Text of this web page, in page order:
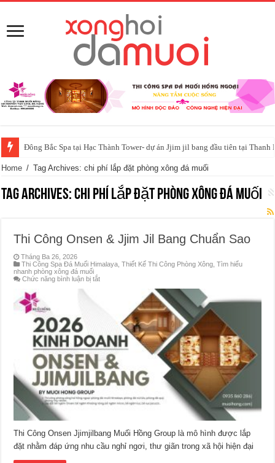
Đông Bắc Spa tại Hạc Thành Tower- dự án Jjim jil bang đầu tiên tại Thanh
Đến với gia đình Spa đá muối
Home / Tag Archives: chi phí lắp đặt phòng xông đá muối
Tag Archives:chi phí lắp đặt phòng xông đá muối
Thi Công Onsen & Jjim Jil Bang Chuẩn Sao
Tháng Ba 26, 2026
Thi Công Spa Đá Muối Himalaya ,Thiết Kế Thi Công Phòng Xông ,Tìm hiểu
nhanh phòng xông đá muối
Chức năng bình luận bị tắtở
Chuẩn
Sao
Thi Công Onsen Jjimjilbang Muối Hồng Group là mô hình được lắp
đặt nhằm đáp ứng nhu cầu nghỉ ngơi, thư giãn trong xã hội hiện đại